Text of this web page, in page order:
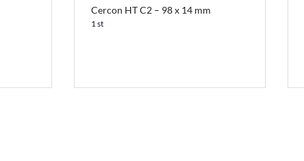
Cercon HT C2 – 98 x 14 mm
1 st